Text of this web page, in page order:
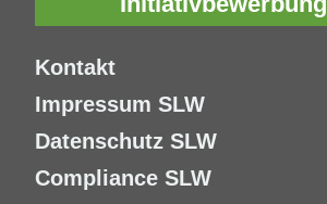
Kontakt
Impressum SLW
Datenschutz SLW
Compliance SLW